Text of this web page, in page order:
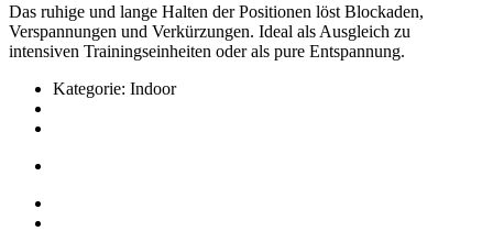
Das ruhige und lange Halten der Positionen löst Blockaden,
Verspannungen und Verkürzungen. Ideal als Ausgleich zu
intensiven Trainingseinheiten oder als pure Entspannung.
Kategorie: Indoor